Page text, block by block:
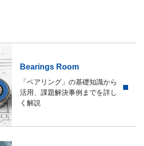
Bearings Room
「ベアリング」の基礎知識から
活用、課題解決事例までを詳し
く解説